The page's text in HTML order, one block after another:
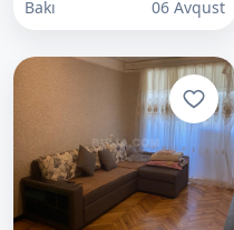
Bakı 06 Avqust